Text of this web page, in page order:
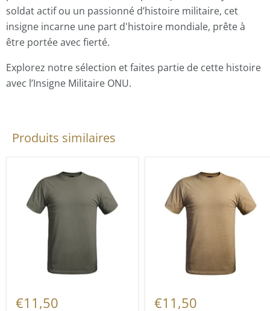
soldat actif ou un passionné d’histoire militaire, cet
insigne incarne une part d'histoire mondiale, prête à
être portée avec fierté.
Explorez notre sélection et faites partie de cette histoire
avec l’Insigne Militaire ONU.
Produits similaires
€11,50 €11,50